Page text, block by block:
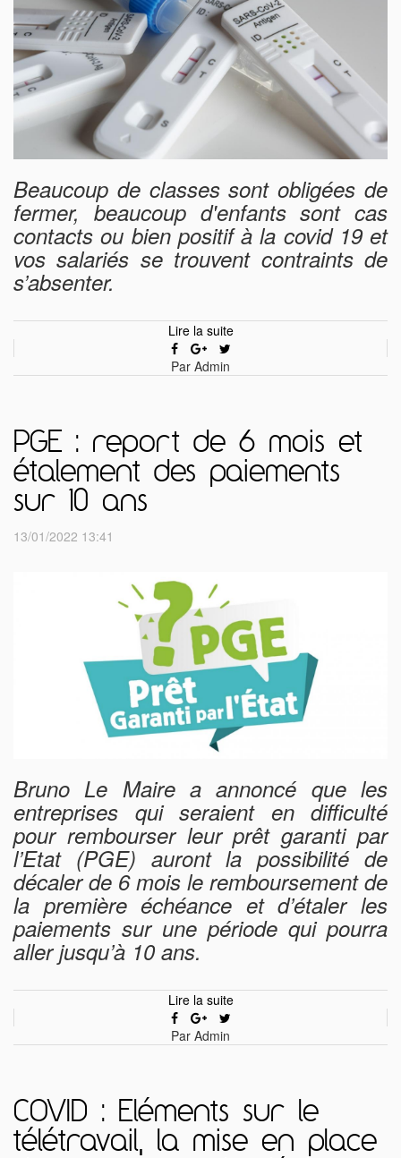
Beaucoup de classes sont obligées de
fermer, beaucoup d'enfants sont cas
contacts ou bien positif à la covid 19 et
vos salariés se trouvent contraints de
s’absenter.
Lire la suite
Par Admin
PGE : report de 6 mois et
étalement des paiements
sur 10 ans
13/01/2022 13:41
Bruno Le Maire a annoncé que les
entreprises qui seraient en difficulté
pour rembourser leur prêt garanti par
l’Etat (PGE) auront la possibilité de
décaler de 6 mois le remboursement de
la première échéance et d’étaler les
paiements sur une période qui pourra
aller jusqu’à 10 ans.
Lire la suite
Par Admin
COVID : Eléments sur le
télétravail, la mise en place